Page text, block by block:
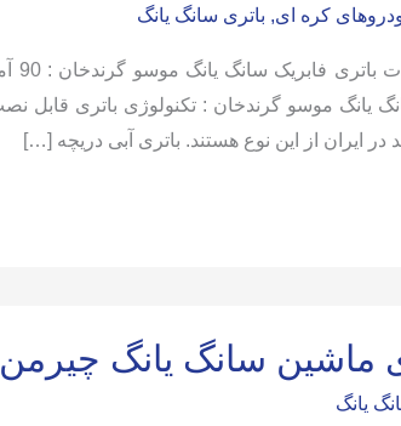
کره ای, باتری سانگ یانگ
در ایران از این نوع هستند. باتری آبی دریچه […]
ماشین سانگ یانگ چیرمن
یانگ